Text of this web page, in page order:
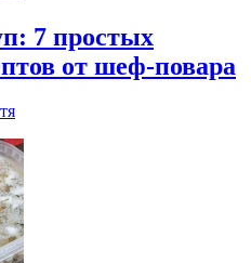
7 простых
от шеф-повара